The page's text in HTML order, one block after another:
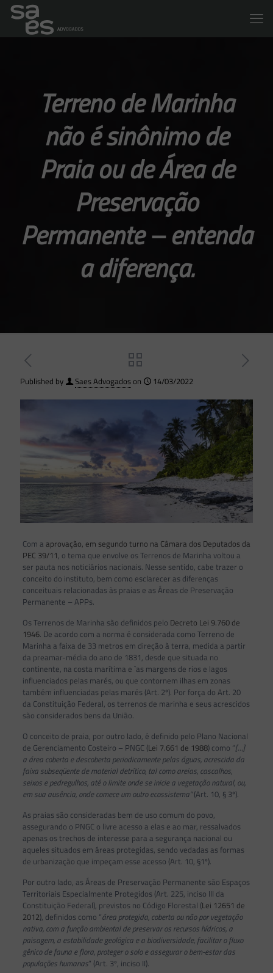
Terreno de Marinha
não é sinônimo de
Praia ou de Área de
Preservação
Permanente – entenda
a diferença.
Published by Saes Advogadoson 14/03/2022
Com a aprovação, em segundo turno na Câmara dos Deputados da
PEC 39/11, o tema que envolve os Terrenos de Marinha voltou a
ser pauta nos noticiários nacionais. Nesse sentido, cabe trazer o
conceito do instituto, bem como esclarecer as diferenças
conceituais relacionadas às praias e as Áreas de Preservação
Permanente – APPs.
Os Terrenos de Marinha são definidos pelo Decreto Lei 9.760 de
1946. De acordo com a norma é considerada como Terreno de
Marinha a faixa de 33 metros em direção à terra, medida a partir
da preamar-média do ano de 1831, desde que situada no
continente, na costa marítima e `as margens de rios e lagos
influenciados pelas marés, ou que contornem ilhas em zonas
também influenciadas pelas marés (Art. 2º). Por força do Art. 20
da Constituição Federal, os terrenos de marinha e seus acrescidos
são considerados bens da União.
O conceito de praia, por outro lado, é definido pelo Plano Nacional
de Gerenciamento Costeiro – PNGC (Lei 7.661 de 1988) como “[…]
a área coberta e descoberta periodicamente pelas águas, acrescida da
faixa subseqüente de material detrítico, tal como areias, cascalhos,
seixos e pedregulhos, até o limite onde se inicie a vegetação natural, ou,
em sua ausência, onde comece um outro ecossistema”(Art. 10, § 3º).
As praias são consideradas bem de uso comum do povo,
assegurando o PNGC o livre acesso a elas e ao mar, ressalvados
apenas os trechos de interesse para a segurança nacional ou
aqueles situados em áreas protegidas, sendo vedadas as formas
de urbanização que impeçam esse acesso (Art. 10, §1º).
Por outro lado, as Áreas de Preservação Permanente são Espaços
Territoriais Especialmente Protegidos (Art. 225, inciso III da
Constituição Federal), previstos no Código Florestal (Lei 12651 de
2012), definidos como “área protegida, coberta ou não por vegetação
nativa, com a função ambiental de preservar os recursos hídricos, a
paisagem, a estabilidade geológica e a biodiversidade, facilitar o fluxo
gênico de fauna e flora, proteger o solo e assegurar o bem-estar das
populações humanas” (Art. 3º, inciso II).